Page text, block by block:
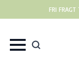
FRI